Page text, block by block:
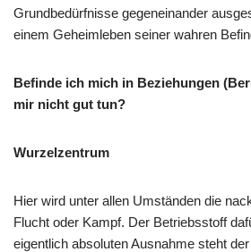
Grundbedürfnisse gegeneinander
einem Geheimleben seiner wahren
Befinde ich mich in Beziehungen
mir nicht gut tun?
Wurzelzentrum
Hier wird unter allen Umständen die
Flucht oder Kampf. Der Betriebsstoff
eigentlich absoluten Ausnahme steht